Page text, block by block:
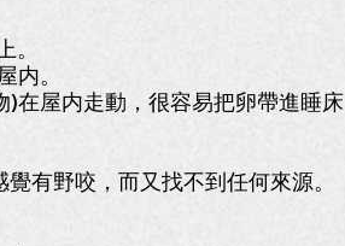
内。
在屋内走動，很容易把卵帶進睡床
有野咬，而又找不到任何來源。